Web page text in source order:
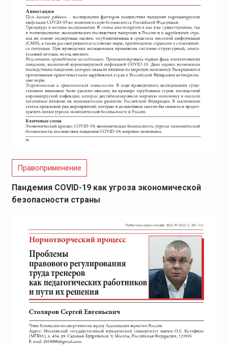
Правоприменение
Пандемия COVID-19 как угроза экономической
безопасности страны